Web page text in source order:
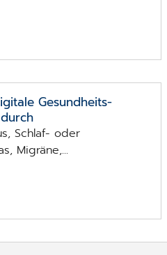
Gesundheits­
Schlaf- oder
Migräne,...